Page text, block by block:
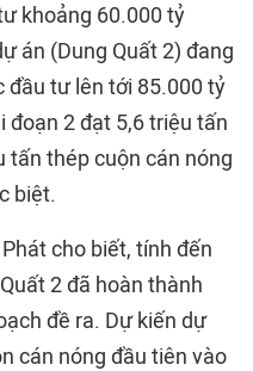
khoảng 60.000 tỷ
án (Dung Quất 2) đang
tư lên tới 85.000 tỷ
đoạn 2 đạt 5,6 triệu tấn
thép cuộn cán nóng
biệt.
cho biết, tính đến
2 đã hoàn thành
đề ra. Dự kiến dự
cán nóng đầu tiên vào